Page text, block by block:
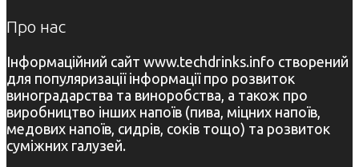
Про нас
Інформаційний сайт www.techdrinks.info створений
для популяризації інформації про розвиток
виноградарства та виноробства, а також про
виробництво інших напоїв (пива, міцних напоїв,
медових напоїв, сидрів, соків тощо) та розвиток
суміжних галузей.